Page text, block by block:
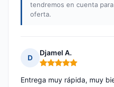
tendremos en cuenta
oferta.
D
Djamel A.
Nota: 5 de 5
Entrega muy rápida, muy